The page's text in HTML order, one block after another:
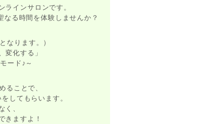
ラインサロンです。
る時間を体験しませんか？
なります。）
変化する」
ード♪～
ることで、
してもらいます。
く、
きますよ！